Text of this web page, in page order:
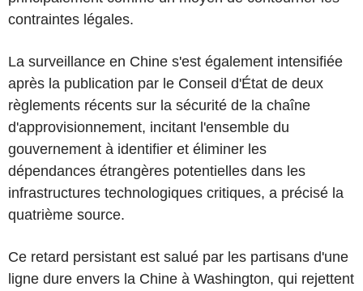
contraintes légales.
La surveillance en Chine s'est également intensifiée
après la publication par le Conseil d'État de deux
règlements récents sur la sécurité de la chaîne
d'approvisionnement, incitant l'ensemble du
gouvernement à identifier et éliminer les
dépendances étrangères potentielles dans les
infrastructures technologiques critiques, a précisé la
quatrième source.
Ce retard persistant est salué par les partisans d'une
ligne dure envers la Chine à Washington, qui rejettent